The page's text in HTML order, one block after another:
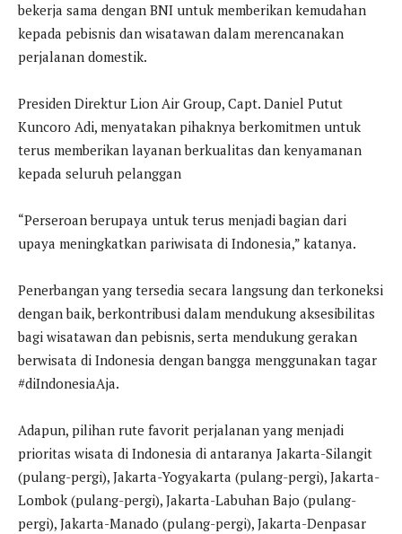
bekerja sama dengan BNI untuk memberikan kemudahan
kepada pebisnis dan wisatawan dalam merencanakan
perjalanan domestik.
Presiden Direktur Lion Air Group, Capt. Daniel Putut
Kuncoro Adi, menyatakan pihaknya berkomitmen untuk
terus memberikan layanan berkualitas dan kenyamanan
kepada seluruh pelanggan
“Perseroan berupaya untuk terus menjadi bagian dari
upaya meningkatkan pariwisata di Indonesia,” katanya.
Penerbangan yang tersedia secara langsung dan terkoneksi
dengan baik, berkontribusi dalam mendukung aksesibilitas
bagi wisatawan dan pebisnis, serta mendukung gerakan
berwisata di Indonesia dengan bangga menggunakan tagar
#diIndonesiaAja.
Adapun, pilihan rute favorit perjalanan yang menjadi
prioritas wisata di Indonesia di antaranya Jakarta-Silangit
(pulang-pergi), Jakarta-Yogyakarta (pulang-pergi), Jakarta-
Lombok (pulang-pergi), Jakarta-Labuhan Bajo (pulang-
pergi), Jakarta-Manado (pulang-pergi), Jakarta-Denpasar